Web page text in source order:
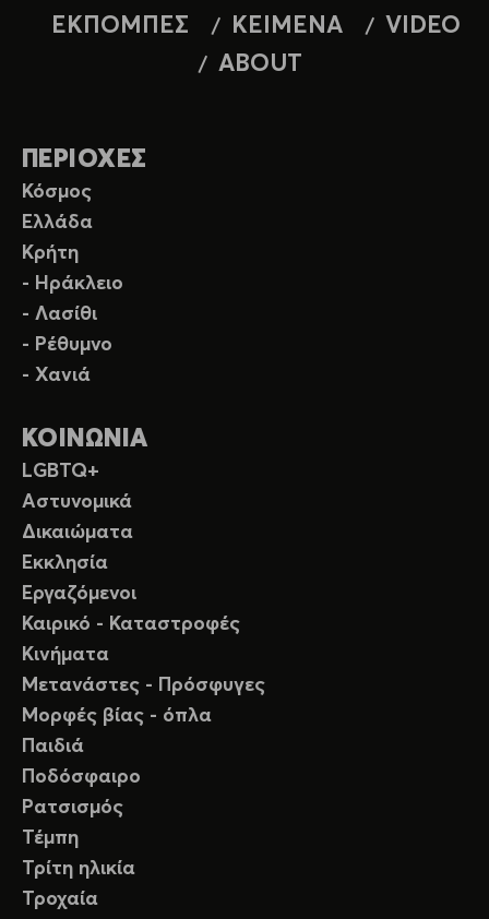
ΕΚΠΟΜΠΕΣ ΚΕΙΜΕΝΑ
VIDEO
ABOUT
ΠΕΡΙΟΧΕΣ
Κόσμος
Ελλάδα
Κρήτη
- Ηράκλειο
- Λασίθι
- Ρέθυμνο
- Χανιά
ΚΟΙΝΩΝΙΑ
LGBTQ+
Αστυνομικά
Δικαιώματα
Εκκλησία
Εργαζόμενοι
Καιρικό - Καταστροφές
Κινήματα
Μετανάστες - Πρόσφυγες
Μορφές βίας - όπλα
Παιδιά
Ποδόσφαιρο
Ρατσισμός
Τέμπη
Τρίτη ηλικία
Τροχαία